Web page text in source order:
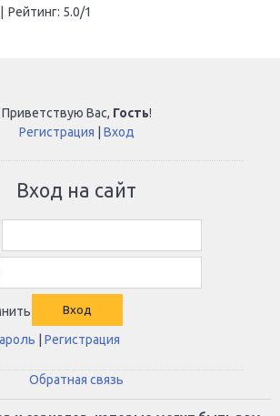
Рейтинг: 5.0/1
Приветствую Вас, Гость!
Регистрация
Вход
Вход на сайт
Регистрация
Обратная связь